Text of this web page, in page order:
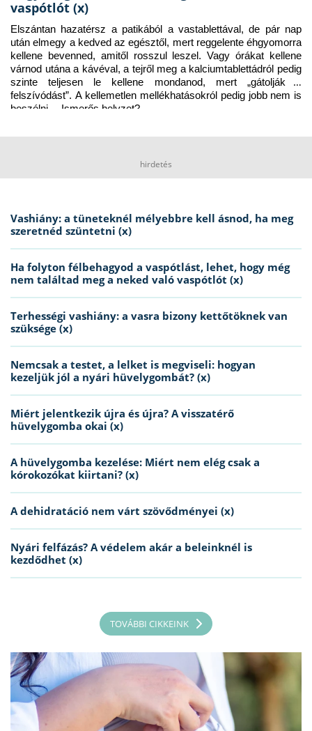
vaspótlót (x)
Elszántan hazatérsz a patikából a vastablettával, de pár nap
után elmegy a kedved az egésztől, mert reggelente éhgyomorra
kellene bevenned, amitől rosszul leszel. Vagy órákat kellene
várnod utána a kávéval, a tejről meg a kalciumtablettádról pedig
szinte teljesen le kellene mondanod, mert „gátolják a
felszívódást”. A kellemetlen mellékhatásokról pedig jobb nem is
beszélni… Ismerős helyzet?
hirdetés
Vashiány: a tüneteknél mélyebbre kell ásnod, ha meg
szeretnéd szüntetni (x)
Ha folyton félbehagyod a vaspótlást, lehet, hogy még
nem találtad meg a neked való vaspótlót (x)
Terhességi vashiány: a vasra bizony kettőtöknek van
szüksége (x)
Nemcsak a testet, a lelket is megviseli: hogyan
kezeljük jól a nyári hüvelygombát? (x)
Miért jelentkezik újra és újra? A visszatérő
hüvelygomba okai (x)
A hüvelygomba kezelése: Miért nem elég csak a
kórokozókat kiirtani? (x)
A dehidratáció nem várt szövődményei (x)
Nyári felfázás? A védelem akár a beleinknél is
kezdődhet (x)
TOVÁBBI CIKKEINK